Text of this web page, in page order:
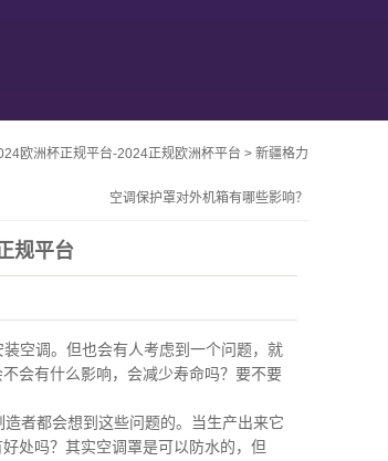
欧洲杯正规平台-2024正规欧洲杯平台 > 新疆格力
空调保护罩对外机箱有哪些影响？
规平台
空调。但也会有人考虑到一个问题，就
会有什么影响，会减少寿命吗？要不要
者都会想到这些问题的。当生产出来它
处吗？其实空调罩是可以防水的，但